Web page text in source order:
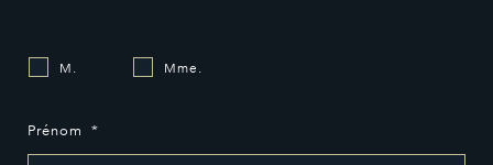
M. Mme.
Prénom *